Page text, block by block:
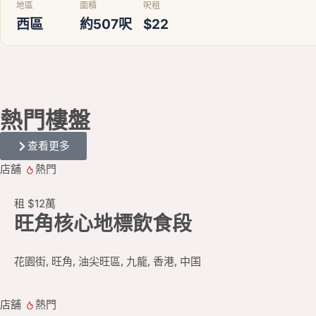
地區
西區
面積
約507呎
呎租
$22
熱門樓盤
查看更多
店舖
熱門
租 $12萬
旺角核心地標飲食段
花園街, 旺角, 油尖旺區, 九龍, 香港, 中国
店舖 熱門